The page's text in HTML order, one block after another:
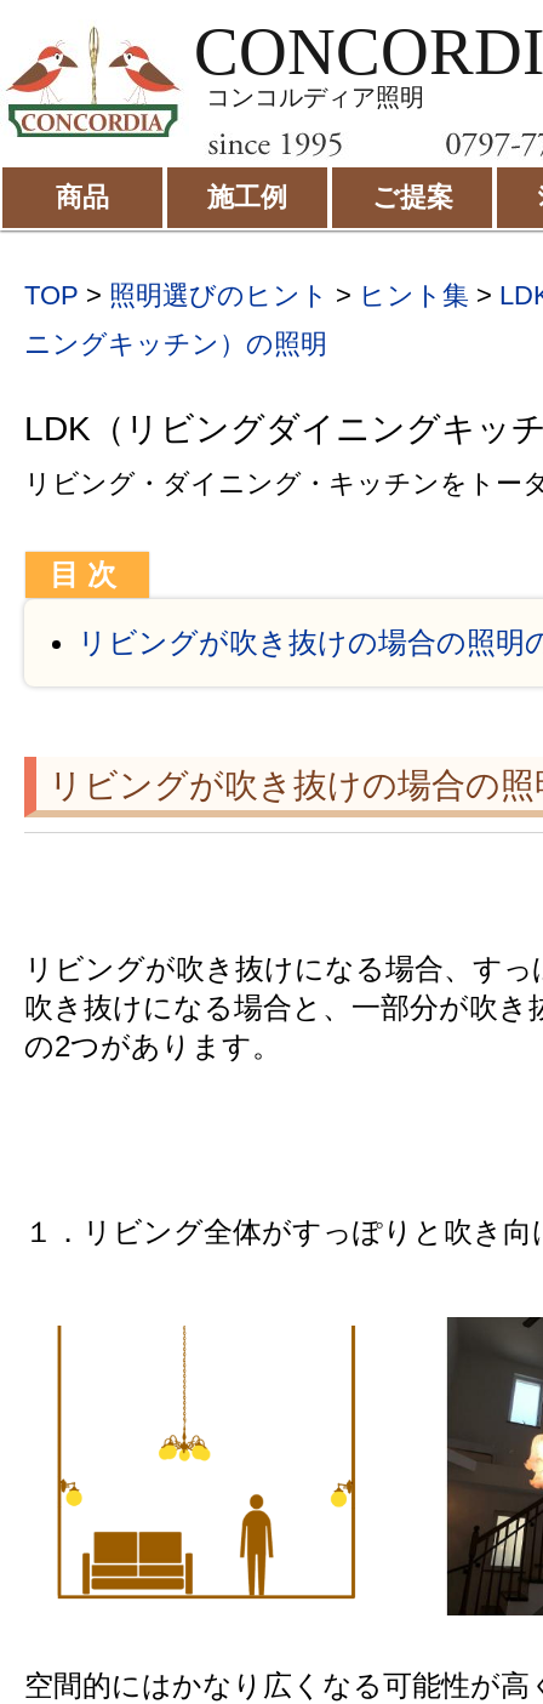
コンコルディア照明
商品 施工例 ご提案
TOP > 照明選びのヒント > ヒント集 >
ニングキッチン）の照明
LDK（リビングダイニングキッ
リビング・ダイニング・キッチンをトー
リビングが吹き抜けの場合の照明
リビングが吹き抜けの場合の
リビングが吹き抜けになる場合、す
吹き抜けになる場合と、一部分が吹き
の2つがあります。
１．リビング全体がすっぽりと吹き
空間的にはかなり広くなる可能性が高